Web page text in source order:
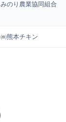
みのり農業協同組合
㈱熊本チキン